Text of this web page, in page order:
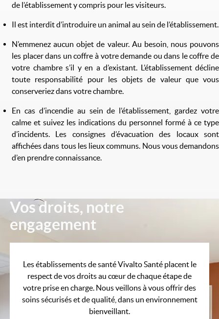
de l’établissement y compris pour les visiteurs.
Il est interdit d’introduire un animal au sein de l’établissement.
N’emmenez aucun objet de valeur. Au besoin, nous pouvons
les placer dans un coffre à votre demande ou dans le coffre de
votre chambre s’il y en a d’existant. L’établissement décline
toute responsabilité pour les objets de valeur que vous
conserveriez dans votre chambre.
En cas d’incendie au sein de l’établissement, gardez votre
calme et suivez les indications du personnel formé à ce type
d’incidents. Les consignes d’évacuation des locaux sont
affichées dans tous les lieux communs. Nous vous demandons
d’en prendre connaissance.
Image
Vos droits, notre
engagement
Les établissements de santé Vivalto Santé placent le
respect de vos droits au cœur de chaque étape de
votre prise en charge. Nous veillons à vous offrir des
soins sécurisés et de qualité, dans un environnement
bienveillant.